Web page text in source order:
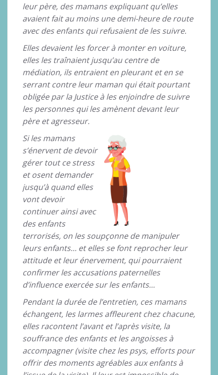
leur père, des mamans expliquant qu’elles
avaient fait au moins une demi-heure de route
avec des enfants qui refusaient de les suivre.
Elles devaient les forcer à monter en voiture,
elles les traînaient jusqu’au centre de
médiation, ils entraient en pleurant et en se
serrant contre leur maman qui était pourtant
obligée par la Justice à les enjoindre de suivre
les personnes qui les amènent devant leur
père et agresseur.
Si les mamans
s’énervent de devoir
gérer tout ce stress
et osent demander
jusqu’à quand elles
vont devoir
continuer ainsi avec
des enfants
terrorisés, on les soupçonne de manipuler
leurs enfants… et elles se font reprocher leur
attitude et leur énervement, qui pourraient
confirmer les accusations paternelles
d’influence exercée sur les enfants…
Pendant la durée de l’entretien, ces mamans
échangent, les larmes affleurent chez chacune,
elles racontent l’avant et l’après visite, la
souffrance des enfants et les angoisses à
accompagner (visite chez les psys, efforts pour
offrir des moments agréables aux enfants à